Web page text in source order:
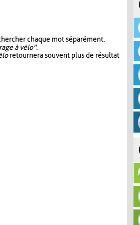
chaque mot séparément.
à vélo".
retournera souvent plus de résultat